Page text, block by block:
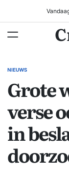
inhoud
GEPLAATST
NIEUWS
Grote
verse
in